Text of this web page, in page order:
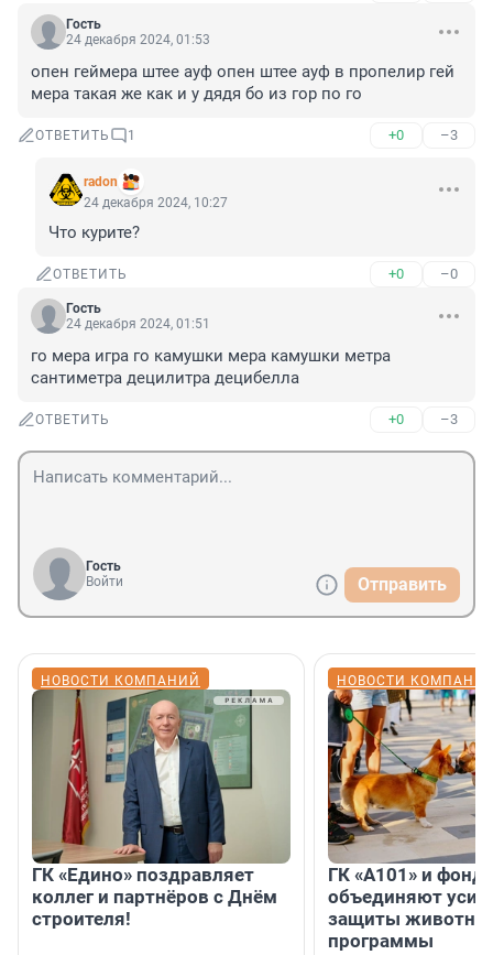
Гость
24 декабря 2024, 01:53
опен геймера штее ауф опен штее ауф в пропелир гей
мера такая же как и у дядя бо из гор по го
ОТВЕТИТЬ 1 +0 –3
radon
24 декабря 2024, 10:27
Что курите?
ОТВЕТИТЬ +0 –0
Гость
24 декабря 2024, 01:51
го мера игра го камушки мера камушки метра
сантиметра децилитра децибелла
ОТВЕТИТЬ +0 –3
Гость
Войти
Отправить
НОВОСТИ КОМПАНИЙ
ГК «Едино» поздравляет
коллег и партнёров с Днём
строителя!
НОВОСТИ
ГК «А101» и фонд
объединяют
защиты
программы